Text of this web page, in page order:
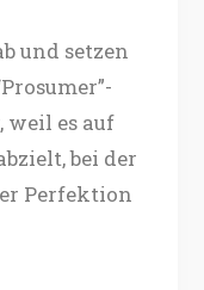
und setzen
weil es auf
bei der
Perfektion